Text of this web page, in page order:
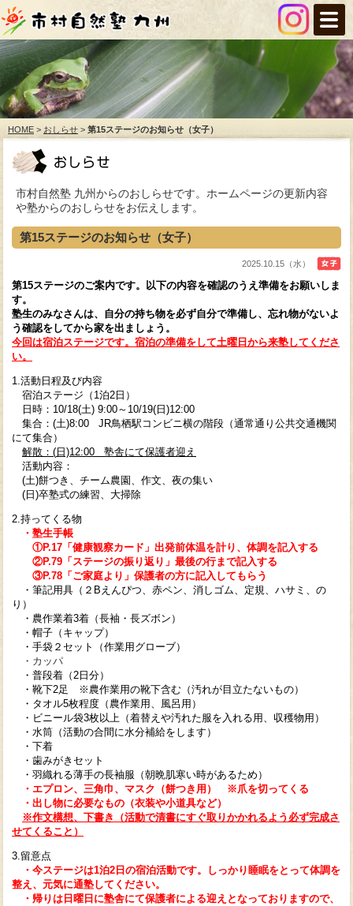
HOME > おしらせ > 第15ステージのお知らせ（女子）
市村自然塾 九州からのおしらせです。ホームページの更新内容
や塾からのおしらせをお伝えします。
第15ステージのお知らせ（女子）
2025.10.15（水）
第15ステージのご案内です。以下の内容を確認のうえ準備をお願いしま
す。
塾生のみなさんは、自分の持ち物を必ず自分で準備し、忘れ物がないよ
う確認をしてから家を出ましょう。
今回は宿泊ステージです。宿泊の準備をして土曜日から来塾してくださ
い。
1.活動日程及び内容
宿泊ステージ（1泊2日）
日時：10/18(土) 9:00～10/19(日)12:00
集合：(土)8:00 JR鳥栖駅コンビニ横の階段（通常通り公共交通機関
にて集合）
解散：( 日)12:00 塾舎にて保護者迎え
活動内容：
(土)餅つき、チーム農園、作文、夜の集い
(日)卒塾式の練習、大掃除
2.持ってくる物
・塾生手帳
①P.17「健康観察カード」出発前体温を計り、体調を記入する
②P.79「ステージの振り返り」最後の行まで記入する
③P.78 「ご家庭より 」保護者の方に記入してもらう
・筆記用具（２Bえんぴつ、赤ペン、消しゴム、定規、ハサミ、の
り）
・農作業着3着（長袖・長ズボン）
・帽子（キャップ）
・手袋２セット（作業用グローブ）
・カッパ
・普段着（2日分）
・靴下2足 ※農作業用の靴下含む（汚れが目立たないもの）
・タオル5枚程度（農作業用、風呂用）
・ビニール袋3枚以上（着替えや汚れた服を入れる用、収穫物用）
・水筒（活動の合間に水分補給をします）
・下着
・歯みがきセット
・羽織れる薄手の長袖服（朝晩肌寒い時があるため）
・エプロン、三角巾、マスク （餅つき用） ※爪を切ってくる
・出し物に必要なもの（衣装や小道具など）
※作文構想、下書き
（活動で清書にすぐ取りかかれるよう必ず完成さ
せてくること）
3.留意点
・今ステージは1泊2日の宿泊活動です。しっかり睡眠をとって体調を
整え、元気に通塾してください。
・帰りは日曜日に塾舎にて保護者による迎えとなっておりますので、